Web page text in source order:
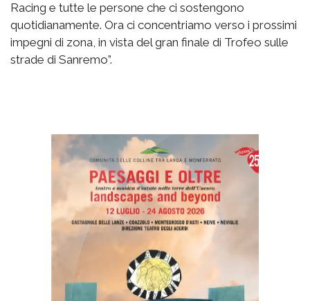
Racing e tutte le persone che ci sostengono
quotidianamente. Ora ci concentriamo verso i prossimi
impegni di zona, in vista del gran finale di Trofeo sulle
strade di Sanremo”.